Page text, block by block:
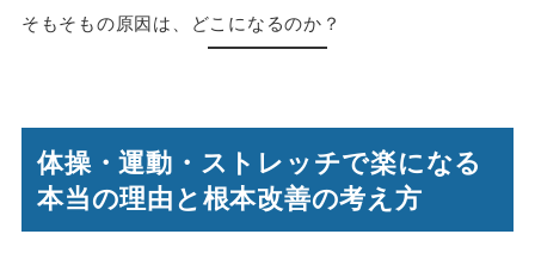
そもそもの原因は、どこになるのか？
体操・運動・ストレッチで楽になる
本当の理由と根本改善の考え方